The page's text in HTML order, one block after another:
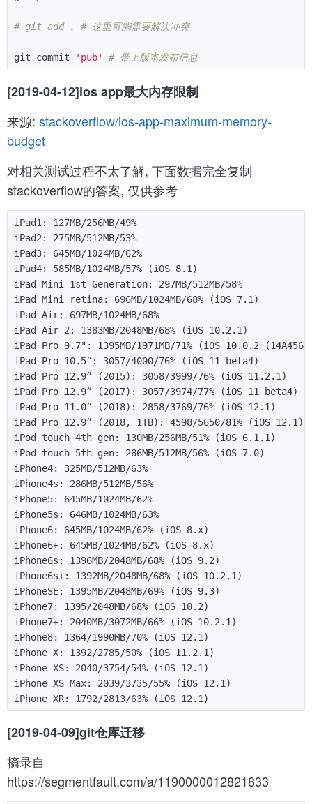
# git add . # 这里可能需要解决冲突
git commit 'pub' # 带上版本发布信息
[2019-04-12]ios app最大内存限制
来源: stackoverflow/ios-app-maximum-memory-
budget
对相关测试过程不太了解, 下面数据完全复制
stackoverflow的答案, 仅供参考
iPad1: 127MB/256MB/49%
iPad2: 275MB/512MB/53%
iPad3: 645MB/1024MB/62%
iPad4: 585MB/1024MB/57% (iOS 8.1)
iPad Mini 1st Generation: 297MB/512MB/58%
iPad Mini retina: 696MB/1024MB/68% (iOS 7.1)
iPad Air: 697MB/1024MB/68%
iPad Air 2: 1383MB/2048MB/68% (iOS 10.2.1)
iPad Pro 9.7": 1395MB/1971MB/71% (iOS 10.0.2
iPad Pro 10.5”: 3057/4000/76% (iOS 11 beta4)
iPad Pro 12.9” (2015): 3058/3999/76% (iOS 11.2.1)
iPad Pro 12.9” (2017): 3057/3974/77% (iOS 11 beta4)
iPad Pro 11.0” (2018): 2858/3769/76% (iOS 12.1)
iPad Pro 12.9” (2018, 1TB): 4598/5650/81% (iOS 12.1)
iPod touch 4th gen: 130MB/256MB/51% (iOS 6.1.1)
iPod touch 5th gen: 286MB/512MB/56% (iOS 7.0)
iPhone4: 325MB/512MB/63%
iPhone4s: 286MB/512MB/56%
iPhone5: 645MB/1024MB/62%
iPhone5s: 646MB/1024MB/63%
iPhone6: 645MB/1024MB/62% (iOS 8.x)
iPhone6+: 645MB/1024MB/62% (iOS 8.x)
iPhone6s: 1396MB/2048MB/68% (iOS 9.2)
iPhone6s+: 1392MB/2048MB/68% (iOS 10.2.1)
iPhoneSE: 1395MB/2048MB/69% (iOS 9.3)
iPhone7: 1395/2048MB/68% (iOS 10.2)
iPhone7+: 2040MB/3072MB/66% (iOS 10.2.1)
iPhone8: 1364/1990MB/70% (iOS 12.1)
iPhone X: 1392/2785/50% (iOS 11.2.1)
iPhone XS: 2040/3754/54% (iOS 12.1)
iPhone XS Max: 2039/3735/55% (iOS 12.1)
[2019-04-09]git仓库迁移
摘录自
https://segmentfault.com/a/1190000012821833